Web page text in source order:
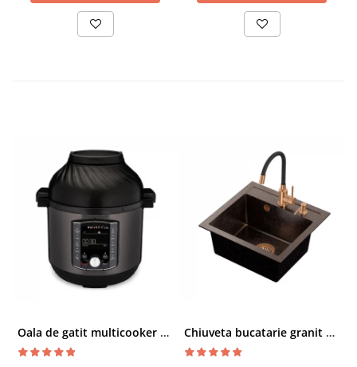
Oala de gatit multicooker 11 functii Instant Pot Pro Crisp 8 + Air Fryer 7.6 lt Chiuveta bucatarie granit cu finisaj negru perlat/cupru Steingran Art Copper cu dozator si baterie Quadron